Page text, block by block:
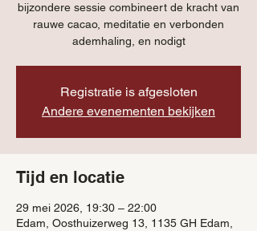
bijzondere sessie combineert de kracht van
rauwe cacao, meditatie en verbonden
ademhaling, en nodigt
Registratie is afgesloten
Andere evenementen bekijken
Tijd en locatie
29 mei 2026, 19:30 – 22:00
Edam, Oosthuizerweg 13, 1135 GH Edam,